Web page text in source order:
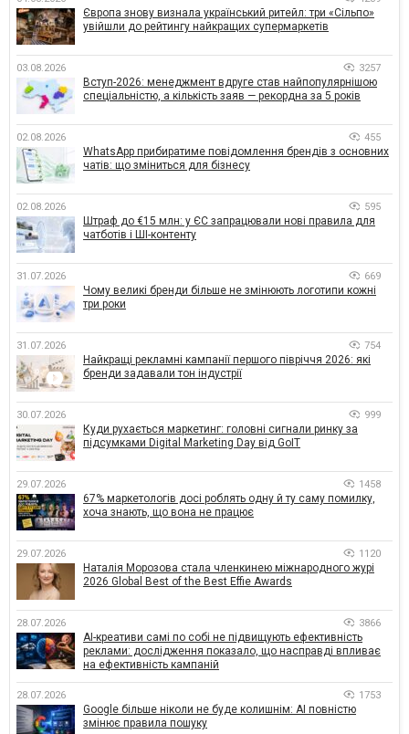
Європа знову визнала український ритейл: три «Сільпо»
увійшли до рейтингу найкращих супермаркетів
03.08.2026 3257
Вступ-2026: менеджмент вдруге став найпопулярнішою
спеціальністю, а кількість заяв — рекордна за 5 років
02.08.2026 455
WhatsApp прибиратиме повідомлення брендів з основних
чатів: що зміниться для бізнесу
02.08.2026 595
Штраф до €15 млн: у ЄС запрацювали нові правила для
чатботів і ШІ-контенту
31.07.2026 669
Чому великі бренди більше не змінюють логотипи кожні
три роки
31.07.2026 754
Найкращі рекламні кампанії першого півріччя 2026: які
бренди задавали тон індустрії
30.07.2026 999
Куди рухається маркетинг: головні сигнали ринку за
підсумками Digital Marketing Day від GoIT
29.07.2026 1458
67% маркетологів досі роблять одну й ту саму помилку,
хоча знають, що вона не працює
29.07.2026 1120
Наталія Морозова стала членкинею міжнародного журі
2026 Global Best of the Best Effie Awards
28.07.2026 3866
AI-креативи самі по собі не підвищують ефективність
реклами: дослідження показало, що насправді впливає
на ефективність кампаній
28.07.2026 1753
Google більше ніколи не буде колишнім: AI повністю
змінює правила пошуку